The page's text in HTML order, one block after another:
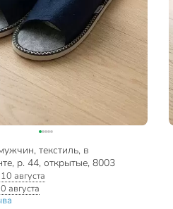
текстиль, в
р. 44, открытые, 8003
10 августа
августа